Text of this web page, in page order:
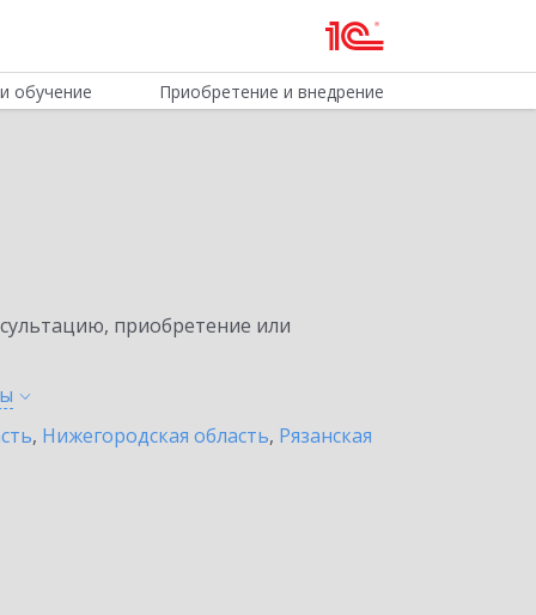
обучение Приобретение и внедрение
приобретение или
, Нижегородская область, Рязанская